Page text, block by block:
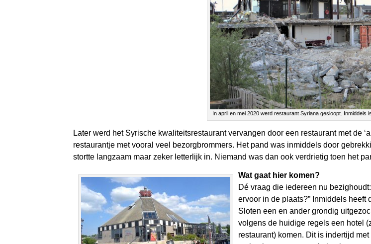
In april en mei 2020 werd restaurant Syriana gesloopt. Inmiddels
Later werd het Syrische kwaliteitsrestaurant vervangen door een restaurant met de
restaurantje met vooral veel bezorgbrommers. Het pand was inmiddels door
stortte langzaam maar zeker letterlijk in. Niemand was dan ook verdrietig toen het
Wat gaat hier komen?
Dé vraag die iedereen nu bezighoudt:
ervoor in de plaats?” Inmiddels heeft
Sloten een en ander grondig
volgens de huidige regels een hotel
restaurant) komen. Dit is indertijd